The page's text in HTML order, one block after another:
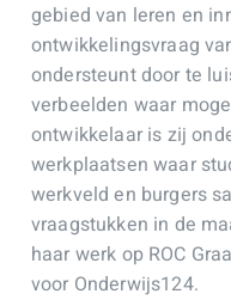
gebied van leren en
ontwikkelingsvraag
ondersteunt door te
verbeelden waar
ontwikkelaar is zij
werkplaatsen waar
werkveld en burgers
vraagstukken in de
haar werk op ROC
voor Onderwijs124.